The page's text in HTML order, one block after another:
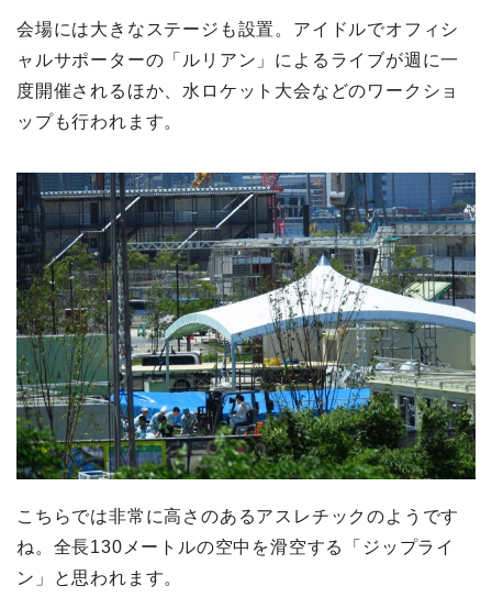
会場には大きなステージも設置。アイドルでオフィシ
ャルサポーターの「ルリアン」によるライブが週に一
度開催されるほか、水ロケット大会などのワークショ
ップも行われます。
こちらでは非常に高さのあるアスレチックのようです
ね。全長130メートルの空中を滑空する「ジップライ
ン」と思われます。